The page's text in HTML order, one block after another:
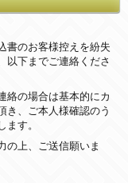
書のお客様控えを紛失
以下までご連絡くださ
絡の場合は基本的にカ
き、ご本人様確認のう
す。
の上、ご送信願いま